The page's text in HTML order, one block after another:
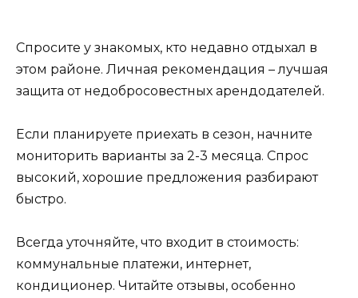
Спросите у знакомых, кто недавно отдыхал в
этом районе. Личная рекомендация – лучшая
защита от недобросовестных арендодателей.
Если планируете приехать в сезон, начните
мониторить варианты за 2-3 месяца. Спрос
высокий, хорошие предложения разбирают
быстро.
Всегда уточняйте, что входит в стоимость:
коммунальные платежи, интернет,
кондиционер. Читайте отзывы, особенно